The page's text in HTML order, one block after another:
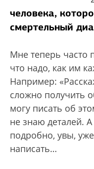
человека,
смертельный
Мне теперь часто
что надо, как им
Например:
сложно получить
могу писать об
не знаю деталей. А
подробно, увы,
написать…